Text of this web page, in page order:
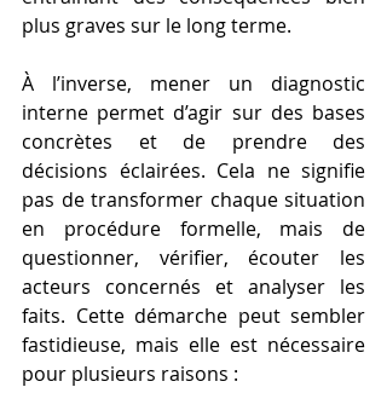
plus graves sur le long terme.
À l’inverse, mener un diagnostic
interne permet d’agir sur des bases
concrètes et de prendre des
décisions éclairées. Cela ne signifie
pas de transformer chaque situation
en procédure formelle, mais de
questionner, vérifier, écouter les
acteurs concernés et analyser les
faits. Cette démarche peut sembler
fastidieuse, mais elle est nécessaire
pour plusieurs raisons :